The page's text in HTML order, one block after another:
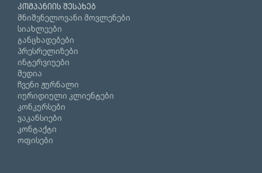
კომპანიის შესახებ
მნიშვნელოვანი მოვლენები
სიახლეები
განცხადებები
პრესრელიზები
ინტერვიუები
მედია
ჩვენი ჟურნალი
იურიდიული კლიენტები
კონკურსები
ვაკანსიები
კონტაქტი
ოფისები